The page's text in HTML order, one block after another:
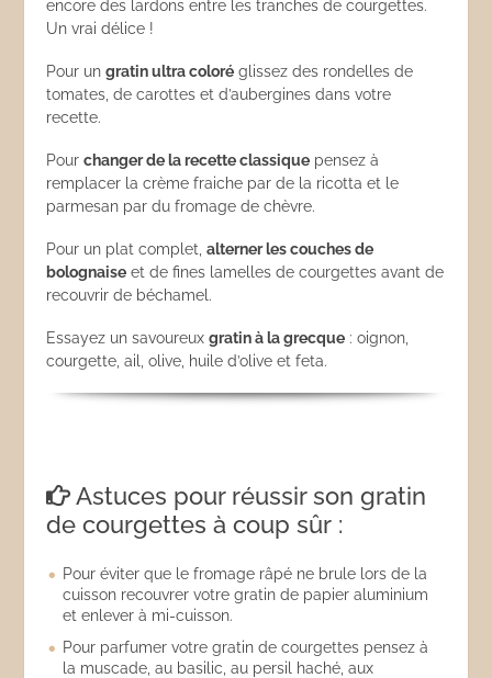
encore des lardons entre les tranches de courgettes.
Un vrai délice !
Pour ungratin ultra coloré glissez des rondelles de
tomates, de carottes et d’aubergines dans votre
recette.
Pourchanger de la recette classique pensez à
remplacer la crème fraiche par de la ricotta et le
parmesan par du fromage de chèvre.
Pour un plat complet,alterner les couches de
bolognaise et de fines lamelles de courgettes avant de
recouvrir de béchamel.
Essayez un savoureuxgratin à la grecque : oignon,
courgette, ail, olive, huile d’olive et feta.
Astuces pour réussir son gratin
de courgettes à coup sûr :
Pour éviter que le fromage râpé ne brule lors de la
cuisson recouvrer votre gratin de papier aluminium
et enlever à mi-cuisson.
Pour parfumer votre gratin de courgettes pensez à
la muscade, au basilic, au persil haché, aux